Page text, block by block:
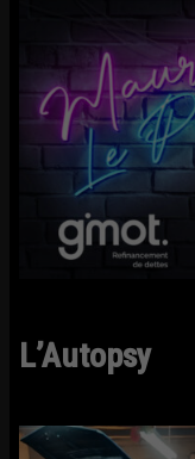
L’Autopsy